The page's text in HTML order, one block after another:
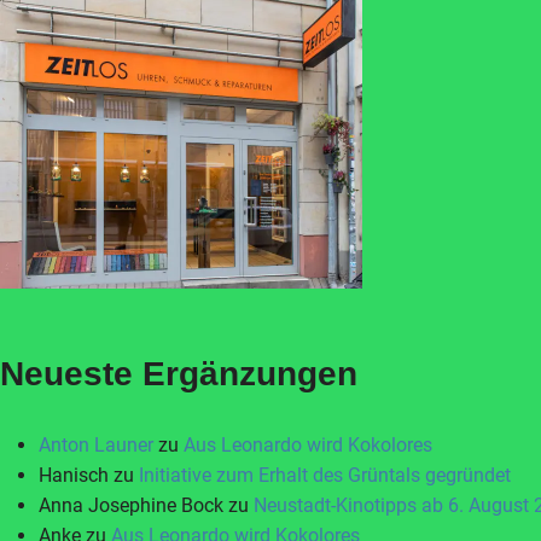
Neueste Ergänzungen
Anton Launer zu Aus Leonardo wird Kokolores
Hanisch zu Initiative zum Erhalt des Grüntals gegründet
Anna Josephine Bock zu Neustadt-Kinotipps ab 6. August
Anke zu Aus Leonardo wird Kokolores